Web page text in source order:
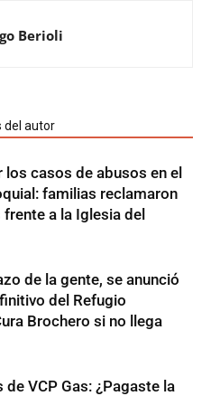
Berioli
del autor
los casos de abusos en el
familias reclamaron
a la Iglesia del
de la gente, se anunció
del Refugio
Brochero si no llega
de VCP Gas: ¿Pagaste la